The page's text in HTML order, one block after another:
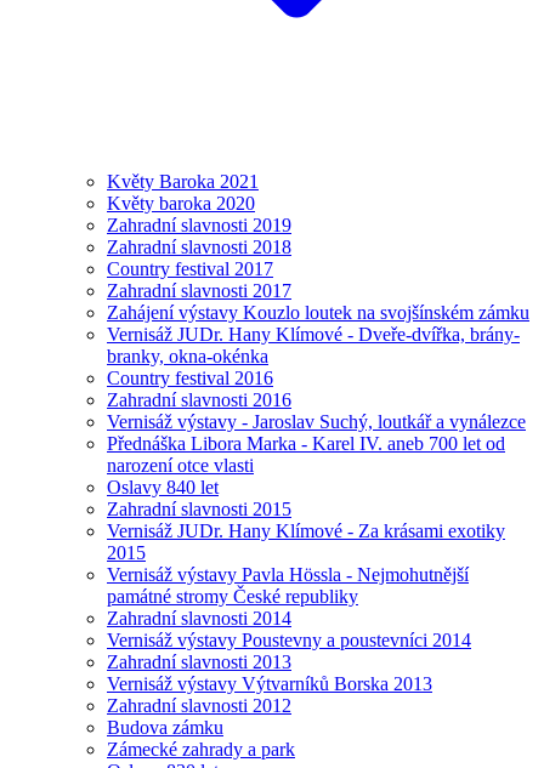
Květy Baroka 2021
Květy baroka 2020
Zahradní slavnosti 2019
Zahradní slavnosti 2018
Country festival 2017
Zahradní slavnosti 2017
Zahájení výstavy Kouzlo loutek na svojšínském zámku
Vernisáž JUDr. Hany Klímové - Dveře-dvířka, brány-
branky, okna-okénka
Country festival 2016
Zahradní slavnosti 2016
Vernisáž výstavy - Jaroslav Suchý, loutkář a vynálezce
Přednáška Libora Marka - Karel IV. aneb 700 let od
narození otce vlasti
Oslavy 840 let
Zahradní slavnosti 2015
Vernisáž JUDr. Hany Klímové - Za krásami exotiky
2015
Vernisáž výstavy Pavla Hössla - Nejmohutnější
památné stromy České republiky
Zahradní slavnosti 2014
Vernisáž výstavy Poustevny a poustevníci 2014
Zahradní slavnosti 2013
Vernisáž výstavy Výtvarníků Borska 2013
Zahradní slavnosti 2012
Budova zámku
Zámecké zahrady a park